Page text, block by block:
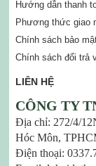
Hướng dẫn thanh
Phương thức giao
Chính sách bảo
Chính sách đổi trả
LIÊN HỆ
CÔNG TY
Địa chỉ: 272/4/
Hóc Môn,
Điện thoại: